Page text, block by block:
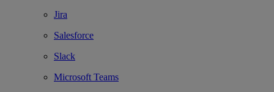
Jira
Salesforce
Slack
Microsoft Teams